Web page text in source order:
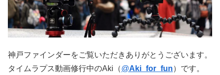
神戸ファインダーをご覧いただきありがとうございます。
タイムラプス動画修行中のAki（@Aki_for_fun）です。